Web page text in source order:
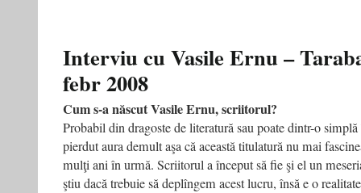
Interviu cu Vasile Ernu –
febr 2008
Cum s-a născut Vasile Ernu, scriitorul?
Probabil din dragoste de literatură sau poate dintr-o
pierdut aura demult aşa că această titulatură nu mai
mulţi ani în urmă. Scriitorul a început să fie şi el un
ştiu dacă trebuie să deplîngem acest lucru, însă e o